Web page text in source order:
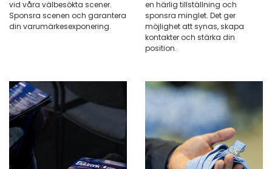
en härlig tillställning och
sponsra minglet. Det ger
möjlighet att synas, skapa
kontakter och stärka din
position.
vid våra välbesökta scener.
Sponsra scenen och garantera
din varumärkesexponering.